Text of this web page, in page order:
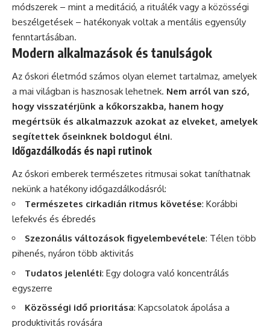
módszerek – mint a meditáció, a rituálék vagy a közösségi
beszélgetések – hatékonyak voltak a mentális egyensúly
fenntartásában.
Modern alkalmazások és tanulságok
Az őskori életmód számos olyan elemet tartalmaz, amelyek
a mai világban is hasznosak lehetnek. Nem arról van szó,
hogy visszatérjünk a kőkorszakba, hanem hogy
megértsük és alkalmazzuk azokat az elveket, amelyek
segítettek őseinknek boldogul élni.
Időgazdálkodás és napi rutinok
Az őskori emberek természetes ritmusai sokat taníthatnak
nekünk a hatékony időgazdálkodásról:
Természetes cirkadián ritmus követése: Korábbi
lefekvés és ébredés
Szezonális változások figyelembevétele: Télen több
pihenés, nyáron több aktivitás
Tudatos jelenléti: Egy dologra való koncentrálás
egyszerre
Közösségi idő prioritása: Kapcsolatok ápolása a
produktivitás rovására